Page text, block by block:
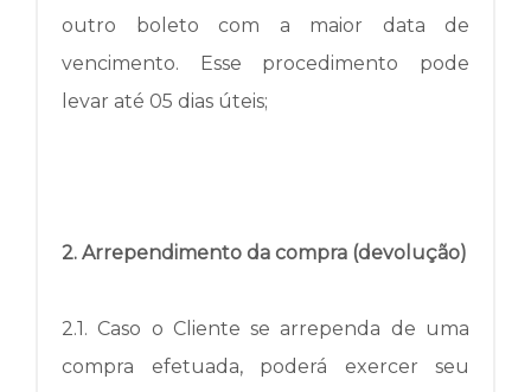
outro boleto com a maior data de
vencimento. Esse procedimento pode
levar até 05 dias úteis;
2. Arrependimento da compra (devolução)
2.1. Caso o Cliente se arrependa de uma
compra efetuada, poderá exercer seu